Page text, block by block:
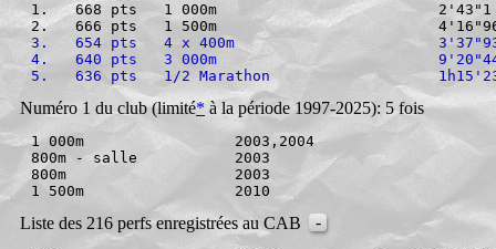
1.   668 pts   1 000m
2.   666 pts   1 500m
3.   654 pts   4 x 400m
4.   640 pts   3 000m
5.   636 pts   1/2 Marathon
Numéro 1 du club (limité* à la période 1997-2025): 5 fois
1 000m                 2003,2004
800m - salle           2003
800m                   2003
Liste des 216 perfs enregistrées au CAB -